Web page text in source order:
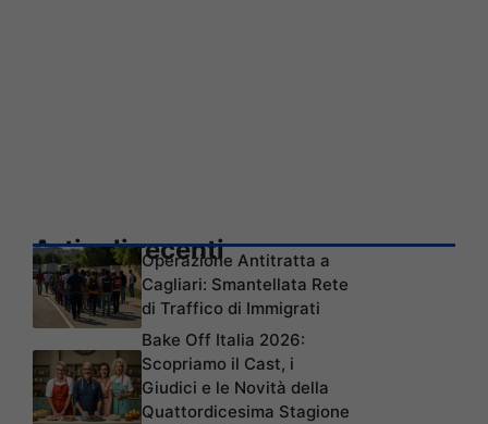
Articoli recentiOperazione Antitratta a
Cagliari: Smantellata Rete
di Traffico di Immigrati
Bake Off Italia 2026:
Scopriamo il Cast, i
Giudici e le Novità della
Quattordicesima Stagione